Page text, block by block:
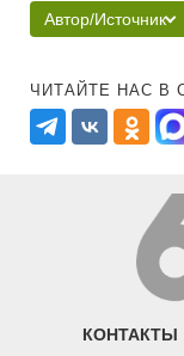
Автор/Источник
ЧИТАЙТЕ НАС В
КОНТАКТЫ